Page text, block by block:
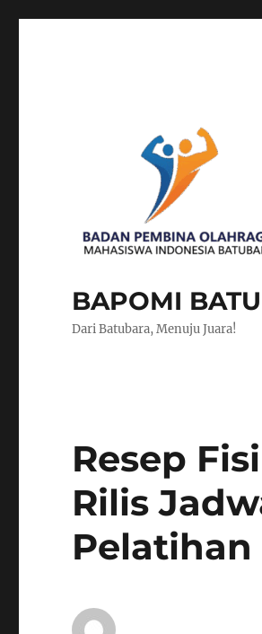
BAPOMI
Dari Batubara, Menuju Juara!
Resep
Rilis